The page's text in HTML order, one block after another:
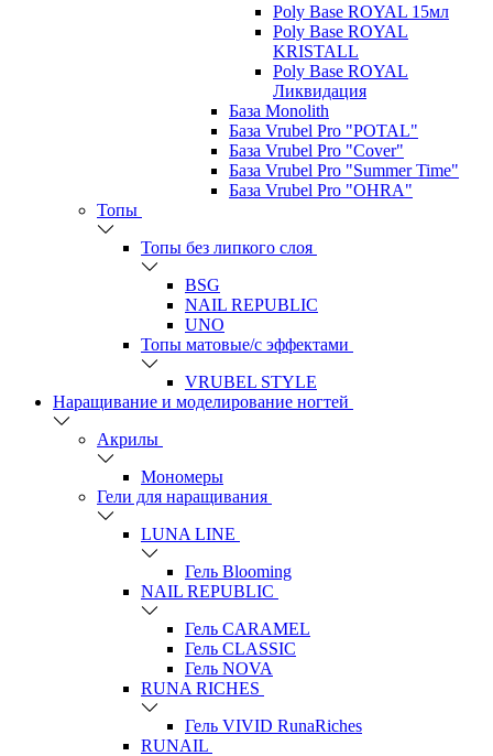
Poly Base ROYAL 15мл
Poly Base ROYAL
KRISTALL
Poly Base ROYAL
Ликвидация
База Monolith
База Vrubel Pro "POTAL"
База Vrubel Pro "Сover"
База Vrubel Pro "Summer Time"
База Vrubel Pro "OHRA"
Топы
Топы без липкого слоя
BSG
NAIL REPUBLIC
UNO
Топы матовые/с эффектами
VRUBEL STYLE
Наращивание и моделирование ногтей
Акрилы
Мономеры
Гели для наращивания
LUNA LINE
Гель Blooming
NAIL REPUBLIC
Гель CARAMEL
Гель CLASSIC
Гель NOVA
RUNA RICHES
Гель VIVID RunaRiches
RUNAIL